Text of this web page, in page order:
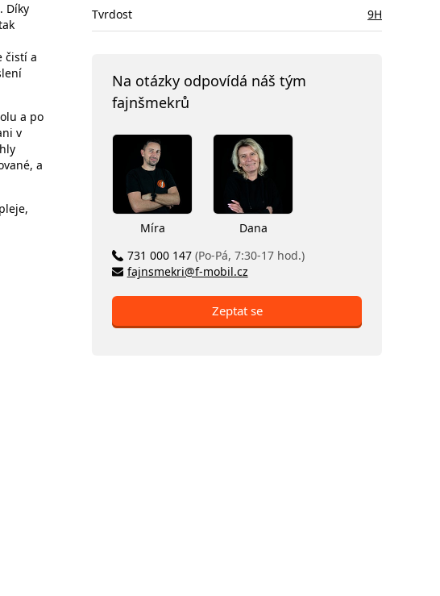
Díky
čistí a
a po
v
a
Tvrdost 9H
Na otázky odpovídá náš tým
fajnšmekrů
Míra
Dana
731 000 147 (Po-Pá, 7:30-17 hod.)
fajnsmekri@f-mobil.cz
Zeptat se